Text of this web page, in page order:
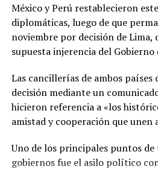
Las autoridades reiteraron el
canales oficiales del MARN y
prevención necesarias para
fenómeno atmosférico,
personas con mayor riesgo de
Comparte esto:
Facebook X
Me gusta esto:
México y Perú restablecieron
diplomáticas, luego de que
noviembre por decisión de Lima,
supuesta injerencia del Gobierno
Las cancillerías de ambos
decisión mediante un
hicieron referencia a «los
amistad y cooperación que unen
Uno de los principales puntos
gobiernos fue el asilo político